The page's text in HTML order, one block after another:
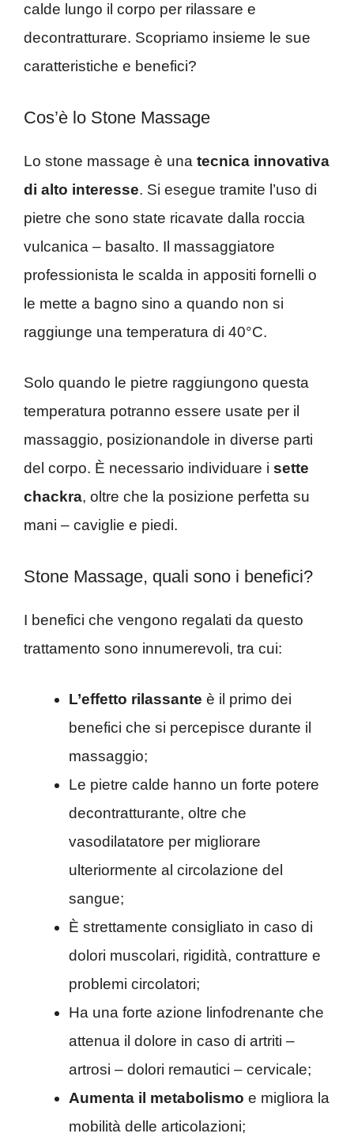
calde lungo il corpo per rilassare e
decontratturare. Scopriamo insieme le sue
caratteristiche e benefici?
Cos’è lo Stone Massage
Lo stone massage è una tecnica innovativa
di alto interesse. Si esegue tramite l’uso di
pietre che sono state ricavate dalla roccia
vulcanica – basalto. Il massaggiatore
professionista le scalda in appositi fornelli o
le mette a bagno sino a quando non si
raggiunge una temperatura di 40°C.
Solo quando le pietre raggiungono questa
temperatura potranno essere usate per il
massaggio, posizionandole in diverse parti
del corpo. È necessario individuare i sette
chackra, oltre che la posizione perfetta su
mani – caviglie e piedi.
Stone Massage, quali sono i benefici?
I benefici che vengono regalati da questo
trattamento sono innumerevoli, tra cui:
L’effetto rilassante è il primo dei
benefici che si percepisce durante il
massaggio;
Le pietre calde hanno un forte potere
decontratturante, oltre che
vasodilatatore per migliorare
ulteriormente al circolazione del
sangue;
È strettamente consigliato in caso di
dolori muscolari, rigidità, contratture e
problemi circolatori;
Ha una forte azione linfodrenante che
attenua il dolore in caso di artriti –
artrosi – dolori remautici – cervicale;
Aumenta il metabolismo e migliora la
mobilità delle articolazioni;